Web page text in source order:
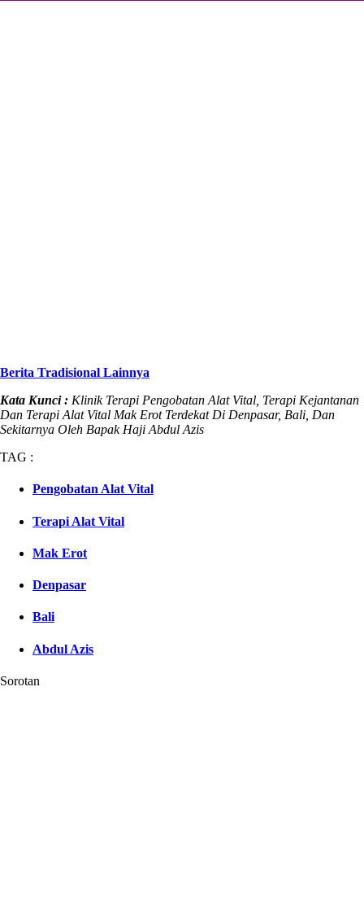
Berita Tradisional Lainnya
Kata Kunci : Klinik Terapi Pengobatan Alat Vital, Terapi Kejantanan
Dan Terapi Alat Vital Mak Erot Terdekat Di Denpasar, Bali, Dan
Sekitarnya Oleh Bapak Haji Abdul Azis
TAG :
Pengobatan Alat Vital
Terapi Alat Vital
Mak Erot
Denpasar
Bali
Abdul Azis
Sorotan